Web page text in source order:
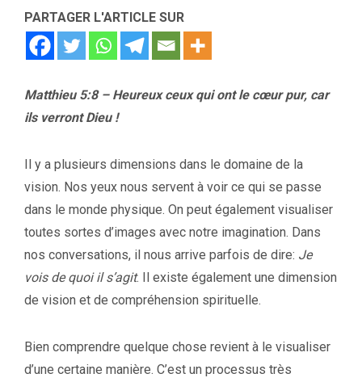
PARTAGER L'ARTICLE SUR
Matthieu 5:8 – Heureux ceux qui ont le cœur pur, car
ils verront Dieu !
Il y a plusieurs dimensions dans le domaine de la
vision. Nos yeux nous servent à voir ce qui se passe
dans le monde physique. On peut également visualiser
toutes sortes d’images avec notre imagination. Dans
nos conversations, il nous arrive parfois de dire: Je
vois de quoi il s’agit. Il existe également une dimension
de vision et de compréhension spirituelle.
Bien comprendre quelque chose revient à le visualiser
d’une certaine manière. C’est un processus très